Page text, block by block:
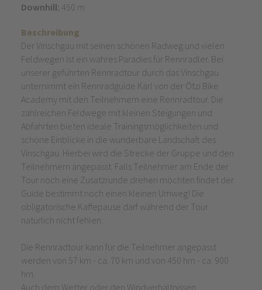
Downhill: 450 m
Beschreibung
Der Vinschgau mit seinen schönen Radweg und vielen
Feldwegen ist ein wahres Paradies für Rennradler. Bei
unserer geführten Rennradtour durch das Vinschgau
unternimmt ein Rennradguide Karl von der Ötzi Bike
Academy mit den Teilnehmern eine Rennradtour. Die
zahlreichen Feldwege mit kleinen Steigungen und
Abfahrten bieten ideale Trainingsmöglichkeiten und
schöne Einblicke in die wunderbare Landschaft des
Vinschgau. Hierbei wird die Strecke der Gruppe und den
Teilnehmern angepasst. Falls Teilnehmer am Ende der
Tour noch eine Zusatzrunde drehen möchten findet der
Guide bestimmt noch einen kleinen Umweg! Die
obligatorische Kaffepause darf während der Tour
natürlich nicht fehlen.
Die Rennradtour kann für die Teilnehmer angepasst
werden von 57 km - ca. 70 km und von 450 hm - ca. 900
hm.
Auch dem Wetter oder den Windverhältnissen